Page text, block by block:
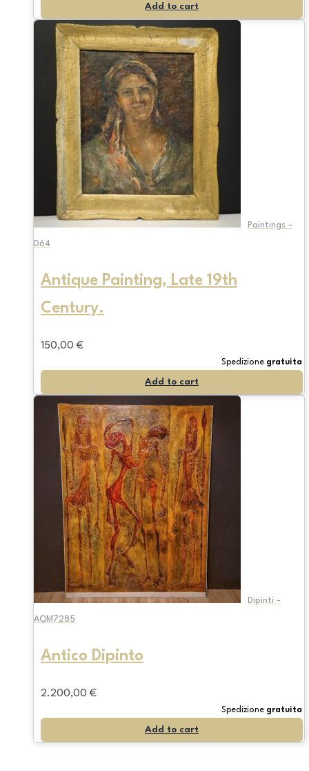
Add to cart
Paintings -
D64
Antique Painting, Late 19th
Century.
150,00 €
Spedizione gratuita
Add to cart
Dipinti -
AQM7285
Antico Dipinto
2.200,00 €
Spedizione gratuita
Add to cart